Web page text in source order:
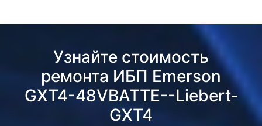
Узнайте стоимость
ремонта ИБП Emerson
GXT4-48VBATTE--Liebert-
GXT4